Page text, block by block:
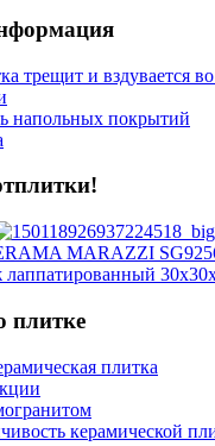
трещит и вздувается
напольных покрытий
MARAZZI
лаппатированный
плитке
плитка
керамической